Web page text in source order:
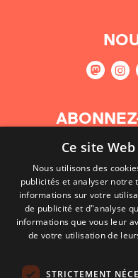
Ce site
Nous utilisons des
publicités et analyser notre
informations sur votre
de publicité et d"analyse
informations que vous leur
de votre utilisation de
STRICTEMENT